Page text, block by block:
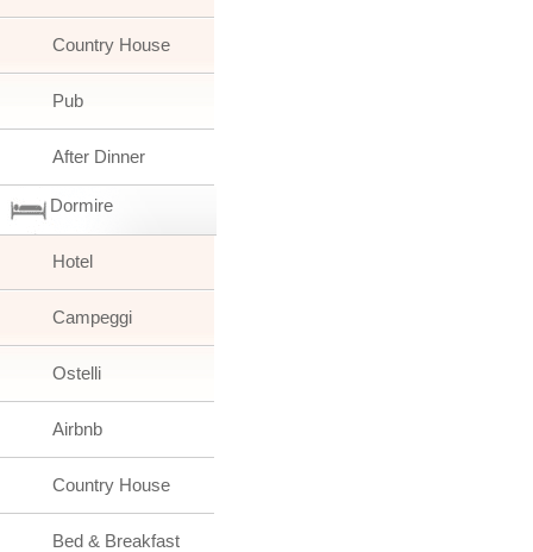
Country House
Pub
After Dinner
Dormire
Hotel
Campeggi
Ostelli
Airbnb
Country House
Bed & Breakfast